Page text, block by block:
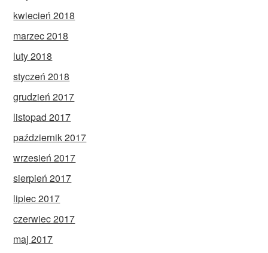
kwiecień 2018
marzec 2018
luty 2018
styczeń 2018
grudzień 2017
listopad 2017
październik 2017
wrzesień 2017
sierpień 2017
lipiec 2017
czerwiec 2017
maj 2017